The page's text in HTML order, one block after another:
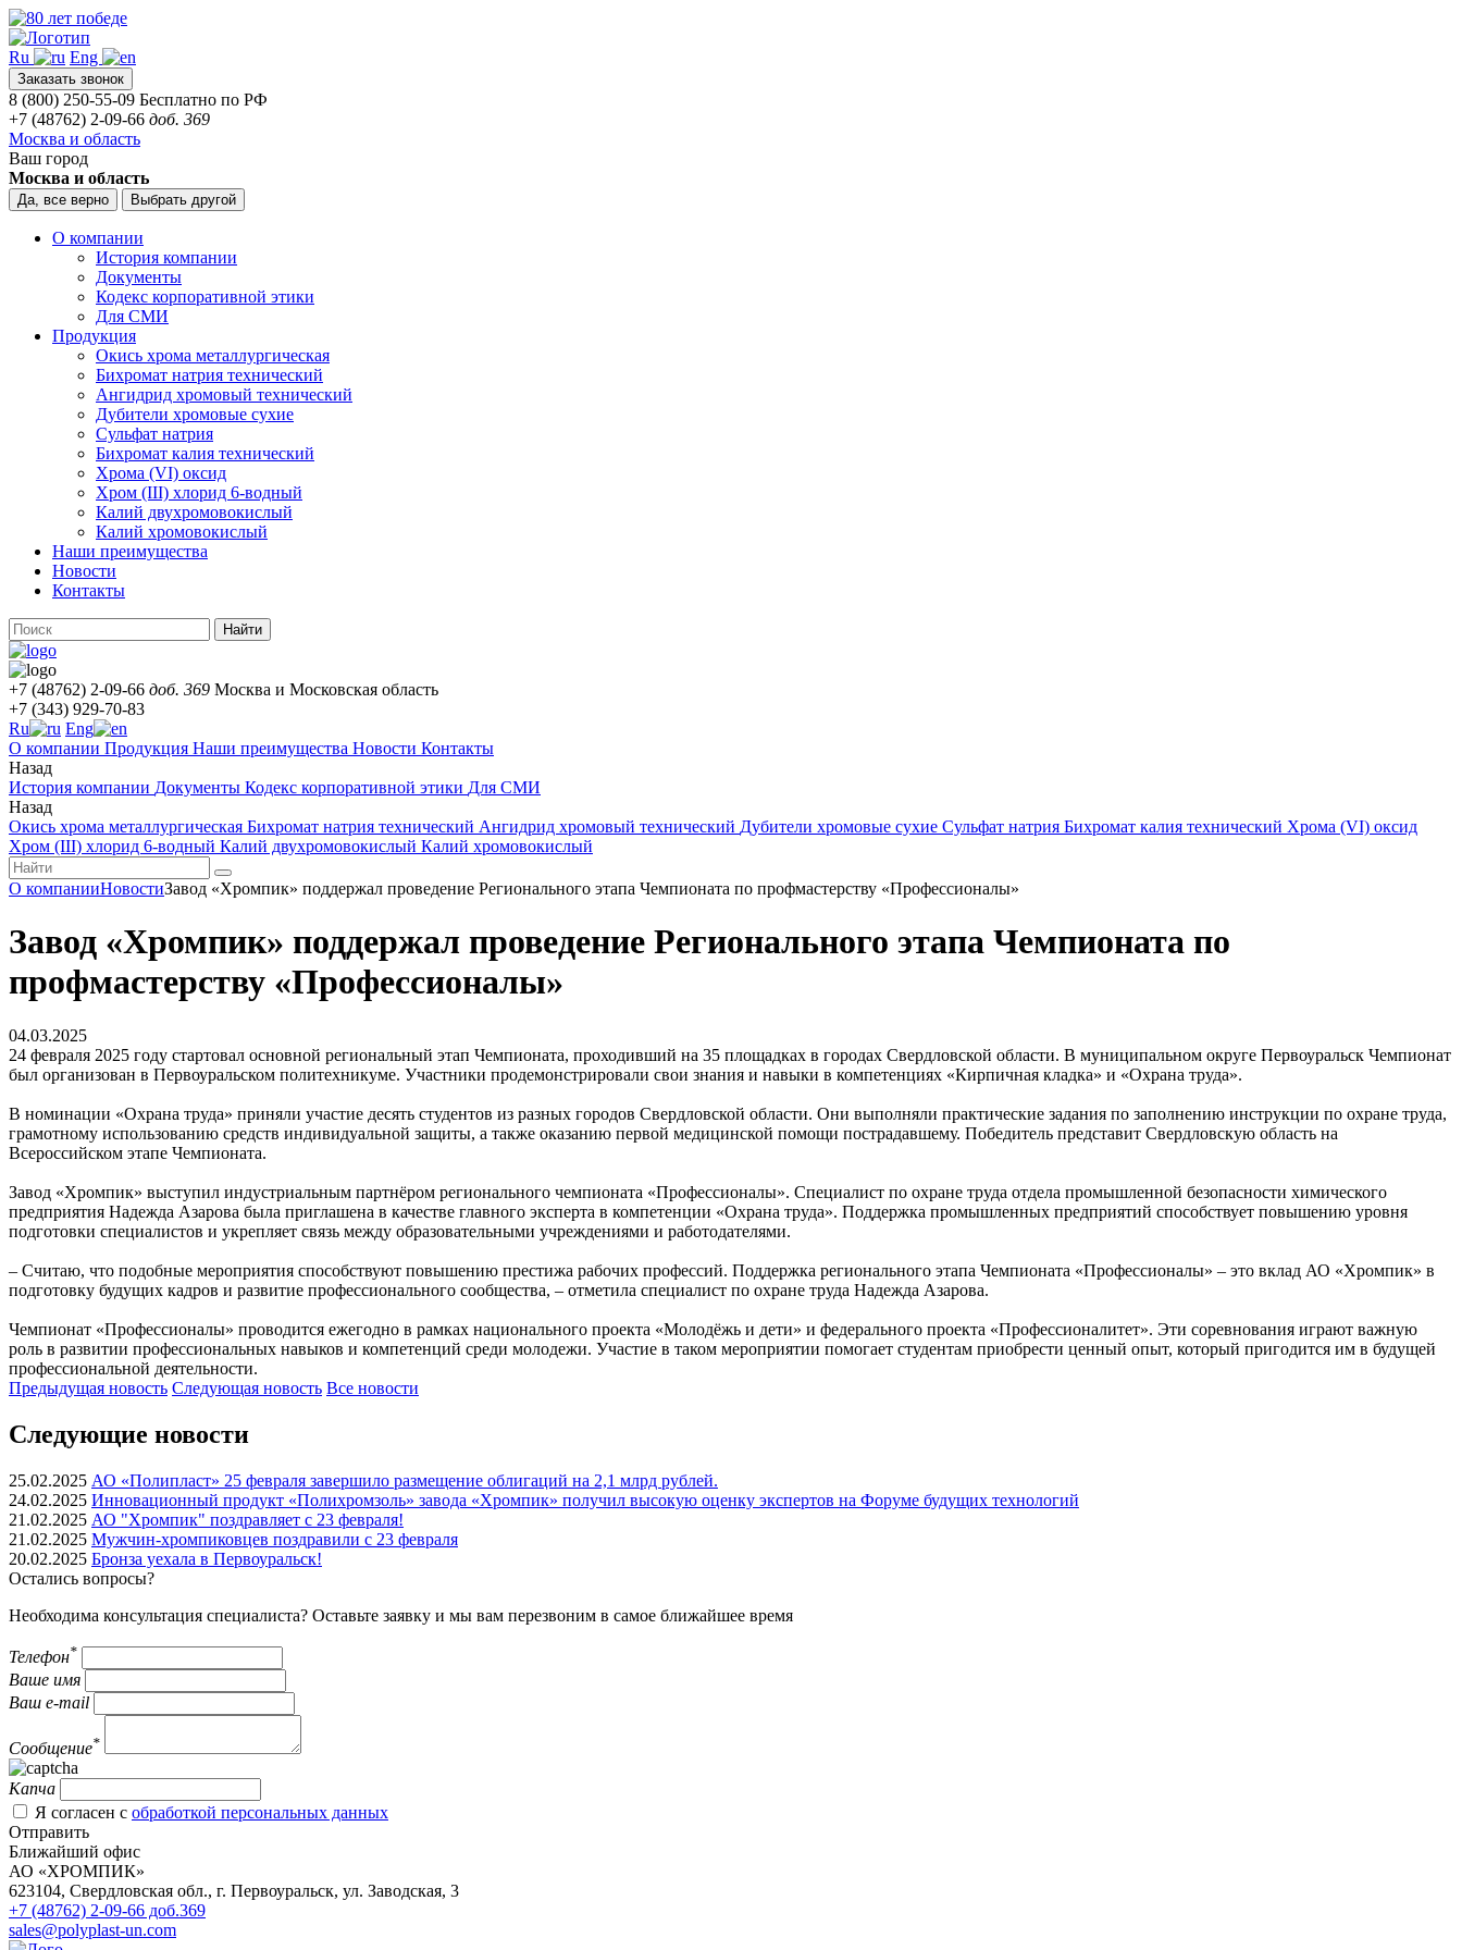
Ru Eng
Заказать звонок
8 (800) 250-55-09 Бесплатно по РФ
+7 (48762) 2-09-66 доб. 369
Москва и область
Ваш город
Москва и область
Да, все верно Выбрать другой
О компании
История компании
Документы
Кодекс корпоративной этики
Для СМИ
Продукция
Окись хрома металлургическая
Бихромат натрия технический
Ангидрид хромовый технический
Дубители хромовые сухие
Сульфат натрия
Бихромат калия технический
Хрома (VI) оксид
Хром (III) хлорид 6-водный
Калий двухромовокислый
Калий хромовокислый
Наши преимущества
Новости
Контакты
Найти
+7 (48762) 2-09-66 доб. 369 Москва и Московская область
+7 (343) 929-70-83
Ru
Eng
О компании Продукция Наши преимущества Новости Контакты
Назад
История компании Документы Кодекс корпоративной этики Для СМИ
Назад
Окись хрома металлургическая Бихромат натрия технический Ангидрид хромовый технический Дубители хромовые сухие Сульфат натрия Бихромат калия технический Хрома (VI) оксид
Хром (III) хлорид 6-водный Калий двухромовокислый Калий хромовокислый
О компанииНовостиЗавод «Хромпик» поддержал проведение Регионального этапа Чемпионата по профмастерству «Профессионалы»
Завод «Хромпик» поддержал проведение Регионального этапа Чемпионата по
профмастерству «Профессионалы»
04.03.2025
24 февраля 2025 году стартовал основной региональный этап Чемпионата, проходивший на 35 площадках в городах Свердловской области. В муниципальном округе Первоуральск Чемпионат
был организован в Первоуральском политехникуме. Участники продемонстрировали свои знания и навыки в компетенциях «Кирпичная кладка» и «Охрана труда».
В номинации «Охрана труда» приняли участие десять студентов из разных городов Свердловской области. Они выполняли практические задания по заполнению инструкции по охране труда,
грамотному использованию средств индивидуальной защиты, а также оказанию первой медицинской помощи пострадавшему. Победитель представит Свердловскую область на
Всероссийском этапе Чемпионата.
Завод «Хромпик» выступил индустриальным партнёром регионального чемпионата «Профессионалы». Специалист по охране труда отдела промышленной безопасности химического
предприятия Надежда Азарова была приглашена в качестве главного эксперта в компетенции «Охрана труда». Поддержка промышленных предприятий способствует повышению уровня
подготовки специалистов и укрепляет связь между образовательными учреждениями и работодателями.
– Считаю, что подобные мероприятия способствуют повышению престижа рабочих профессий. Поддержка регионального этапа Чемпионата «Профессионалы» – это вклад АО «Хромпик» в
подготовку будущих кадров и развитие профессионального сообщества, – отметила специалист по охране труда Надежда Азарова.
Чемпионат «Профессионалы» проводится ежегодно в рамках национального проекта «Молодёжь и дети» и федерального проекта «Профессионалитет». Эти соревнования играют важную
роль в развитии профессиональных навыков и компетенций среди молодежи. Участие в таком мероприятии помогает студентам приобрести ценный опыт, который пригодится им в будущей
профессиональной деятельности.
Предыдущая новость Следующая новость Все новости
Следующие новости
25.02.2025 АО «Полипласт» 25 февраля завершило размещение облигаций на 2,1 млрд рублей.
24.02.2025 Инновационный продукт «Полихромзоль» завода «Хромпик» получил высокую оценку экспертов на Форуме будущих технологий
21.02.2025 АО "Хромпик" поздравляет с 23 февраля!
21.02.2025 Мужчин-хромпиковцев поздравили с 23 февраля
20.02.2025 Бронза уехала в Первоуральск!
Остались вопросы?
Необходима консультация специалиста? Оставьте заявку и мы вам перезвоним в самое ближайшее время
Телефон*
Ваше имя
Ваш e-mail
Сообщение*
Капча
Я согласен с обработкой персональных данных
Отправить
Ближайший офис
АО «ХРОМПИК»
623104, Свердловская обл., г. Первоуральск, ул. Заводская, 3
+7 (48762) 2-09-66 доб.369
sales@polyplast-un.com